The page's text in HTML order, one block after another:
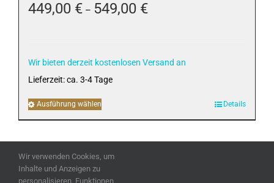
449,00 € – 549,00 €
Wir bieten derzeit kostenlosen Versand an
Lieferzeit:ca. 3-4 Tage
Ausführung wählen
Produkt
auf.
Details
Wir verwenden Cookies, um
Inhalte und Anzeigen zu
personalisieren, Funktionen